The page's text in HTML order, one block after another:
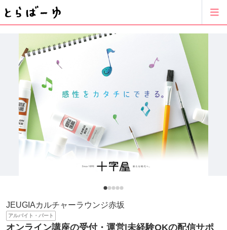
JEUGIAカルチャーラウンジ赤坂
アルバイト・パート
オンライン講座の受付・運営|未経験OKの配信サポ